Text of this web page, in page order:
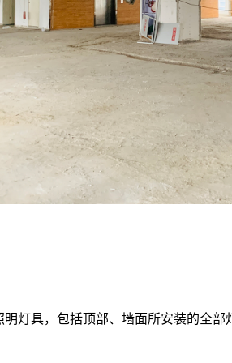
灯具，包括顶部、墙面所安装的全部